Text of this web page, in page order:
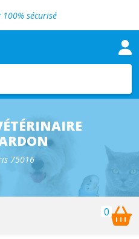
100% sécurisé
clinique vétérinaire
vétérinaire
clinique vétérinaire
en clinique
75016
0